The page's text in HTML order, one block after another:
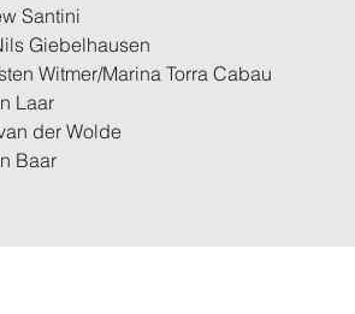
Santini
Giebelhausen
Witmer/Marina Torra Cabau
Laar
der Wolde
Baar